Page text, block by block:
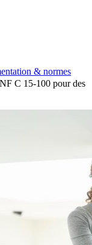
& normes
C 15-100 pour des